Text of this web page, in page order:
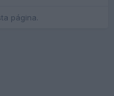
página.